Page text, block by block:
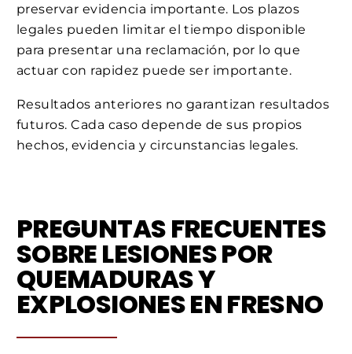
preservar evidencia importante. Los plazos
legales pueden limitar el tiempo disponible
para presentar una reclamación, por lo que
actuar con rapidez puede ser importante.
Resultados anteriores no garantizan resultados
futuros. Cada caso depende de sus propios
hechos, evidencia y circunstancias legales.
PREGUNTAS FRECUENTES
SOBRE LESIONES POR
QUEMADURAS Y
EXPLOSIONES EN FRESNO